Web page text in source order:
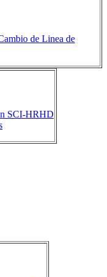
de Linea de
SCI-HRHD